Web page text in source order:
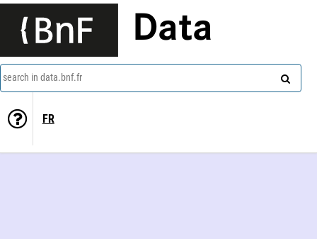
Data
search in data.bnf.fr
FR